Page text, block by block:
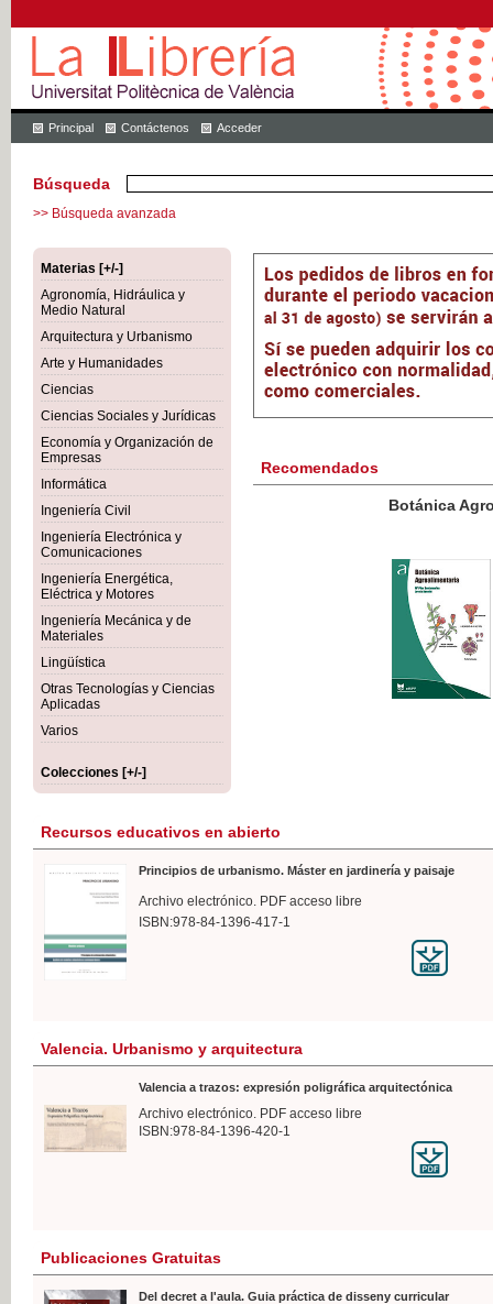
Principal Contáctenos Acceder
Búsqueda
>> Búsqueda avanzada
Materias [+/-]
Agronomía, Hidráulica y
Medio Natural
Arquitectura y Urbanismo
Arte y Humanidades
Ciencias
Ciencias Sociales y Jurídicas
Economía y Organización de
Empresas
Informática
Ingeniería Civil
Ingeniería Electrónica y
Comunicaciones
Ingeniería Energética,
Eléctrica y Motores
Ingeniería Mecánica y de
Materiales
Lingüística
Otras Tecnologías y Ciencias
Aplicadas
Varios
Colecciones [+/-]
Recomendados
Botánica Agroalimentaria
IVA
Recursos educativos en abierto
Principios de urbanismo. Máster en jardinería y paisaje
Archivo electrónico. PDF acceso libre
ISBN:978-84-1396-417-1
Valencia. Urbanismo y arquitectura
Valencia a trazos: expresión poligráfica arquitectónica
Archivo electrónico. PDF acceso libre
ISBN:978-84-1396-420-1
Publicaciones Gratuitas
Del decret a l'aula. Guia práctica de disseny curricular